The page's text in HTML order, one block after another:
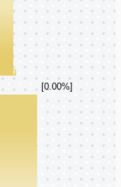
[0.00%]